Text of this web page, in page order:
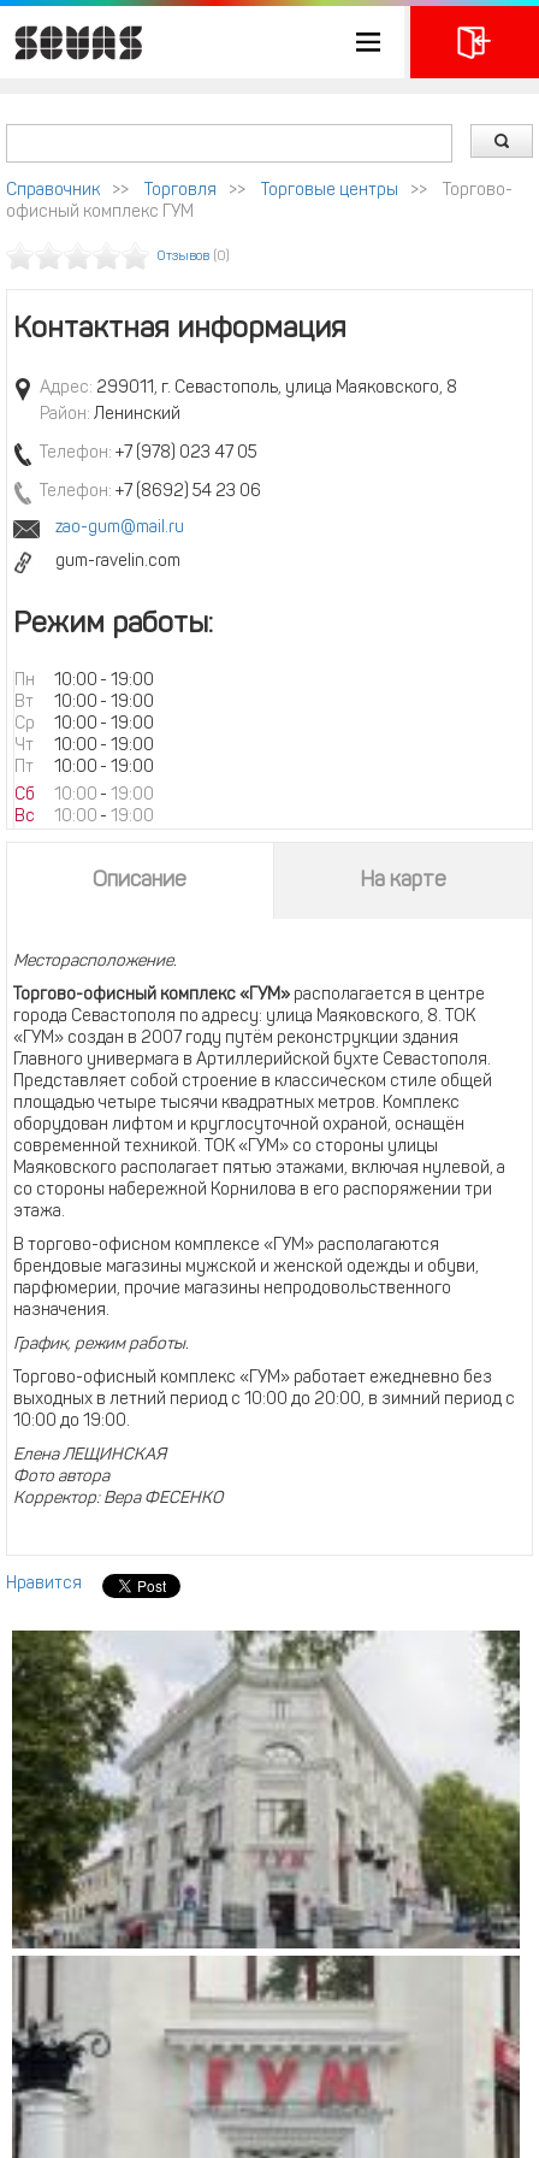
Справочник >> Торговля >> Торговые центры >>
Торгово-
офисный комплекс ГУМ
Отзывов (0)
Контактная информация
Адрес: 299011, г. Севастополь, улица Маяковского, 8
Район: Ленинский
Телефон: +7 (978) 023 47 05
Телефон: +7 (8692) 54 23 06
zao-gum@mail.ru
gum-ravelin.com
Режим работы:
Пн 10:00 - 19:00
Вт
10:00 - 19:00
Ср
10:00 - 19:00
Чт
10:00 - 19:00
Пт
10:00 - 19:00
Сб
10:00 - 19:00
Вс
10:00 - 19:00
Описание На карте
Месторасположение.
Торгово-офисный комплекс «ГУМ» располагается в центре
города Севастополя по адресу: улица Маяковского, 8. ТОК
«ГУМ» создан в 2007 году путём реконструкции здания
Главного универмага в Артиллерийской бухте Севастополя.
Представляет собой строение в классическом стиле общей
площадью четыре тысячи квадратных метров. Комплекс
оборудован лифтом и круглосуточной охраной, оснащён
современной техникой. ТОК «ГУМ» со стороны улицы
Маяковского располагает пятью этажами, включая нулевой, а
со стороны набережной Корнилова в его распоряжении три
этажа.
В торгово-офисном комплексе «ГУМ» располагаются
брендовые магазины мужской и женской одежды и обуви,
парфюмерии, прочие магазины непродовольственного
назначения.
График, режим работы.
Торгово-офисный комплекс «ГУМ» работает ежедневно без
выходных в летний период с 10:00 до 20:00, в зимний период с
10:00 до 19:00.
Елена ЛЕЩИНСКАЯ
Фото автора
Корректор: Вера ФЕСЕНКО
Нравится